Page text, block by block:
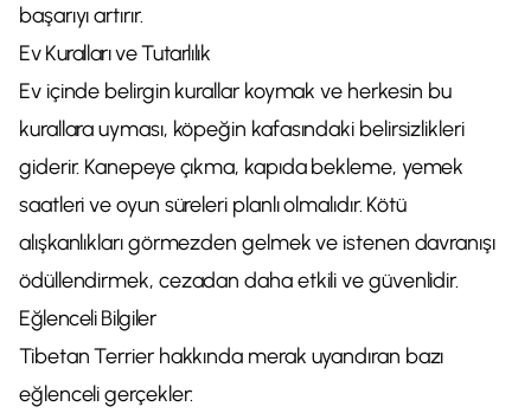
başarıyı artırır.
Ev Kuralları ve Tutarlılık
Ev içinde belirgin kurallar koymak ve herkesin bu
kurallara uyması, köpeğin kafasındaki belirsizlikleri
giderir. Kanepeye çıkma, kapıda bekleme, yemek
saatleri ve oyun süreleri planlı olmalıdır. Kötü
alışkanlıkları görmezden gelmek ve istenen davranışı
ödüllendirmek, cezadan daha etkili ve güvenlidir.
Eğlenceli Bilgiler
Tibetan Terrier hakkında merak uyandıran bazı
eğlenceli gerçekler: